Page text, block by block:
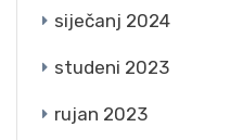
siječanj 2024
studeni 2023
rujan 2023